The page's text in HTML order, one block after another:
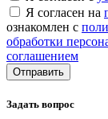
Я согласен на
ознакомлен с
обработки
соглашением
Отправить
Задать вопрос